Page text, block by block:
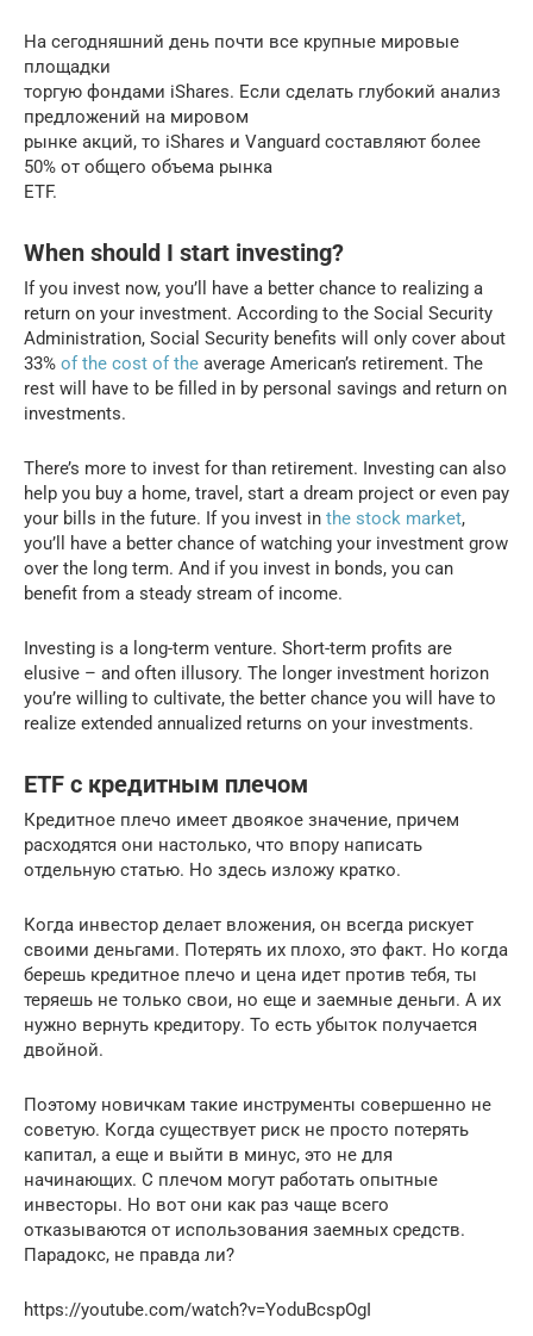
На сегодняшний день почти все крупные мировые
площадки
торгую фондами iShares. Если сделать глубокий анализ
предложений на мировом
рынке акций, то iShares и Vanguard составляют более
50% от общего объема рынка
ETF.
When should I start investing?
If you invest now, you’ll have a better chance to realizing a
return on your investment. According to the Social Security
Administration, Social Security benefits will only cover about
33% of the cost of the average American’s retirement. The
rest will have to be filled in by personal savings and return on
investments.
There’s more to invest for than retirement. Investing can also
help you buy a home, travel, start a dream project or even pay
your bills in the future. If you invest in the stock market,
you’ll have a better chance of watching your investment grow
over the long term. And if you invest in bonds, you can
benefit from a steady stream of income.
Investing is a long-term venture. Short-term profits are
elusive – and often illusory. The longer investment horizon
you’re willing to cultivate, the better chance you will have to
realize extended annualized returns on your investments.
ETF с кредитным плечом
Кредитное плечо имеет двоякое значение, причем
расходятся они настолько, что впору написать
отдельную статью. Но здесь изложу кратко.
Когда инвестор делает вложения, он всегда рискует
своими деньгами. Потерять их плохо, это факт. Но когда
берешь кредитное плечо и цена идет против тебя, ты
теряешь не только свои, но еще и заемные деньги. А их
нужно вернуть кредитору. То есть убыток получается
двойной.
Поэтому новичкам такие инструменты совершенно не
советую. Когда существует риск не просто потерять
капитал, а еще и выйти в минус, это не для
начинающих. С плечом могут работать опытные
инвесторы. Но вот они как раз чаще всего
отказываются от использования заемных средств.
Парадокс, не правда ли?
https://youtube.com/watch?v=YoduBcspOgI